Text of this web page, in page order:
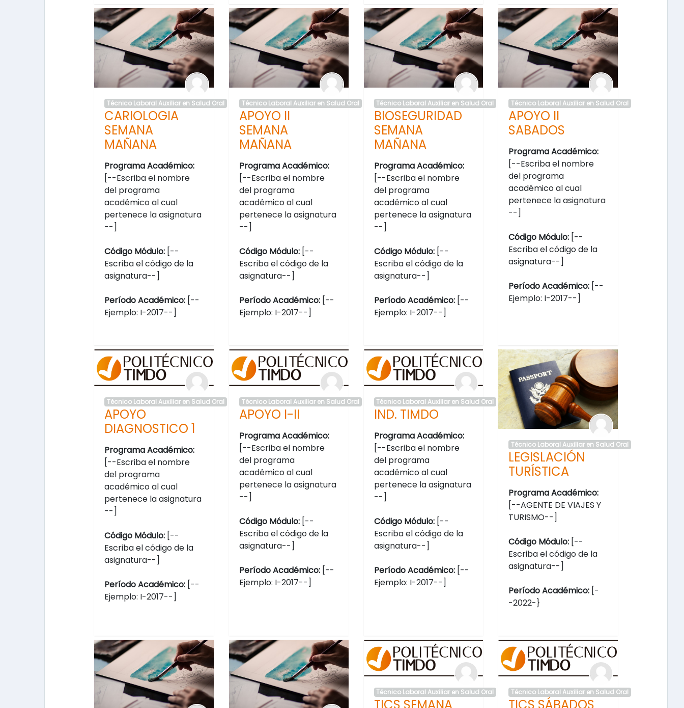
Técnico Laboral Auxiliar en Salud Oral
CARIOLOGIA
SEMANA
MAÑANA
Programa Académico:
[--Escriba el nombre
del programa
académico al cual
pertenece la asignatura
--]
Código Módulo: [--
Escriba el código de la
asignatura--]
Período Académico: [--
Ejemplo: I-2017--]
Técnico Laboral Auxiliar en Salud Oral
APOYO II
SEMANA
MAÑANA
Programa Académico:
[--Escriba el nombre
del programa
académico al cual
pertenece la asignatura
--]
Código Módulo:[--
Escriba el código de la
asignatura--]
Período Académico: [--
Ejemplo: I-2017--]
Técnico Laboral Auxiliar en Salud Oral
BIOSEGURIDAD
SEMANA
MAÑANA
Programa Académico:
[--Escriba el nombre
del programa
académico al cual
pertenece la asignatura
--]
Código Módulo:[--
Escriba el código de la
asignatura--]
Período Académico: [--
Ejemplo: I-2017--]
Técnico Laboral Auxiliar en Salud Oral
APOYO II
SABADOS
Programa Académico:
[--Escriba el nombre
del programa
académico al cual
pertenece la asignatura
--]
Código Módulo: [--
Escriba el código de la
asignatura--]
Período Académico: [--
Ejemplo: I-2017--]
Técnico Laboral Auxiliar en Salud Oral
APOYO
DIAGNOSTICO 1
Programa Académico:
[--Escriba el nombre
del programa
académico al cual
pertenece la asignatura
--]
Código Módulo: [--
Escriba el código de la
asignatura--]
Período Académico: [--
Ejemplo: I-2017--]
Técnico Laboral Auxiliar en Salud Oral
APOYO I-II
Programa Académico:
[--Escriba el nombre
del programa
académico al cual
pertenece la asignatura
--]
Código Módulo:[--
Escriba el código de la
asignatura--]
Período Académico: [--
Ejemplo: I-2017--]
Técnico Laboral Auxiliar en Salud Oral
IND. TIMDO
Programa Académico:
[--Escriba el nombre
del programa
académico al cual
pertenece la asignatura
--]
Código Módulo:[--
Escriba el código de la
asignatura--]
Período Académico: [--
Ejemplo: I-2017--]
Técnico Laboral Auxiliar en Salud Oral
LEGISLACIÓN
TURÍSTICA
Programa Académico:
[--AGENTE DE VIAJES Y
TURISMO--]
Código Módulo: [--
Escriba el código de la
asignatura--]
Período Académico: [-
-2022-}
Técnico Laboral Auxiliar en Salud Oral Técnico Laboral Auxiliar en Salud Oral